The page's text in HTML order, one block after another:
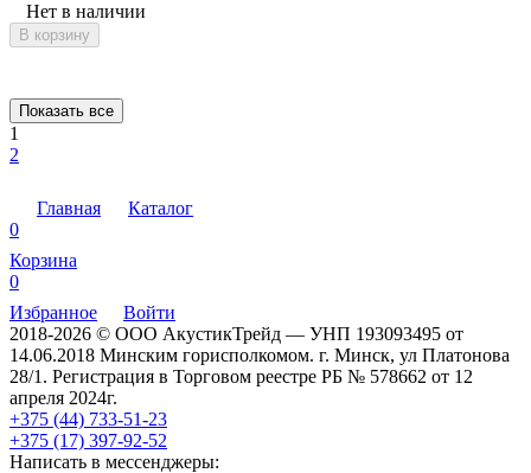
Нет в наличии
В корзину
Показать все
1
2
Главная
Каталог
0
Корзина
0
Избранное
Войти
2018-2026 © ООО АкустикТрейд — УНП 193093495 от
14.06.2018 Минским горисполкомом. г. Минск, ул Платонова
28/1. Регистрация в Торговом реестре РБ № 578662 от 12
апреля 2024г.
+375 (44) 733-51-23
+375 (17) 397-92-52
Написать в мессенджеры: